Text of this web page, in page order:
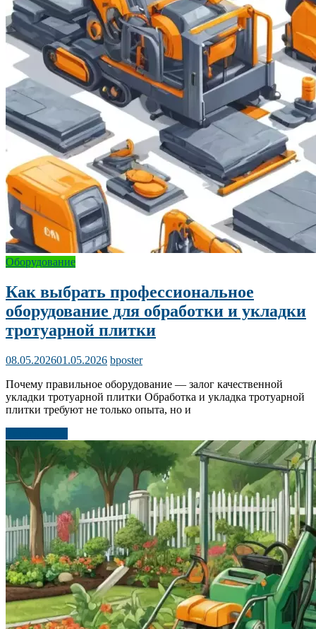
Оборудование
Как выбрать профессиональное
оборудование для обработки и укладки
тротуарной плитки
08.05.202601.05.2026 bposter
Почему правильное оборудование — залог качественной
укладки тротуарной плитки Обработка и укладка тротуарной
плитки требуют не только опыта, но и